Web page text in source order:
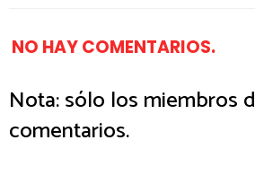
NO HAY COMENTARIOS.
Nota: sólo los miembros
comentarios.